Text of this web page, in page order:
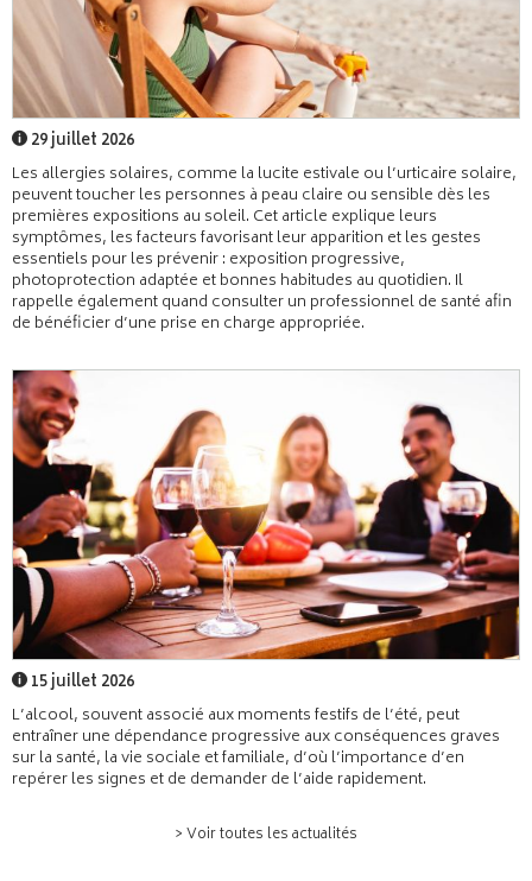
29 juillet 2026
Les allergies solaires, comme la lucite estivale ou l’urticaire solaire,
peuvent toucher les personnes à peau claire ou sensible dès les
premières expositions au soleil. Cet article explique leurs
symptômes, les facteurs favorisant leur apparition et les gestes
essentiels pour les prévenir : exposition progressive,
photoprotection adaptée et bonnes habitudes au quotidien. Il
rappelle également quand consulter un professionnel de santé afin
de bénéficier d’une prise en charge appropriée.
15 juillet 2026
L’alcool, souvent associé aux moments festifs de l’été, peut
entraîner une dépendance progressive aux conséquences graves
sur la santé, la vie sociale et familiale, d’où l’importance d’en
repérer les signes et de demander de l’aide rapidement.
> Voir toutes les actualités